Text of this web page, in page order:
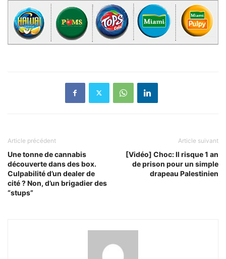
Article précédent
Une tonne de cannabis
découverte dans des box.
Culpabilité d’un dealer de
cité ? Non, d’un brigadier des
“stups”
Article suivant
[Vidéo] Choc: Il risque 1 an
de prison pour un simple
drapeau Palestinien